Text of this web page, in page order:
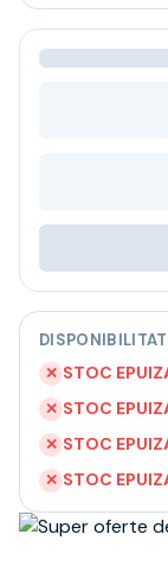
Ceai
Bacanie
Despre noi
Livrare
Termeni si conditii
Politica de
Intrebari frecvente
✕ STOC
✕ STOC
✕ STOC
✕ STOC